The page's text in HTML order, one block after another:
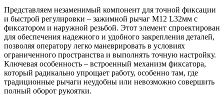
Представляем незаменимый компонент для точной фиксации
и быстрой регулировки – зажимной рычаг M12 L32мм с
фиксатором и наружной резьбой. Этот элемент спроектирован
для обеспечения надежного и удобного закрепления деталей,
позволяя оператору легко маневрировать в условиях
ограниченного пространства и выполнять точную настройку.
Ключевая особенность – встроенный механизм фиксатора,
который радикально упрощает работу, особенно там, где
традиционные рычаги неудобны или невозможно совершить
полный оборот рукоятки.